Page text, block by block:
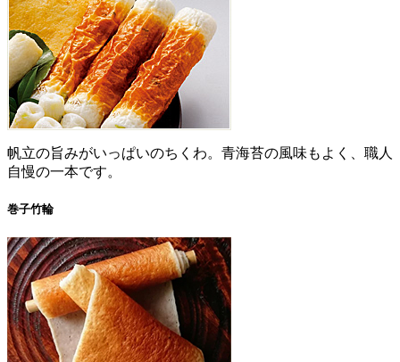
帆立の旨みがいっぱいのちくわ。青海苔の風味もよく、職人
自慢の一本です。
巻子竹輪